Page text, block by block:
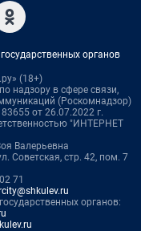
органов
(18+)
надзору в сфере связи,
(Роскомнадзор)
от 26.07.2022 г.
"ИНТЕРНЕТ
Валерьевна
Советская, стр. 42, пом. 7
71
органов: